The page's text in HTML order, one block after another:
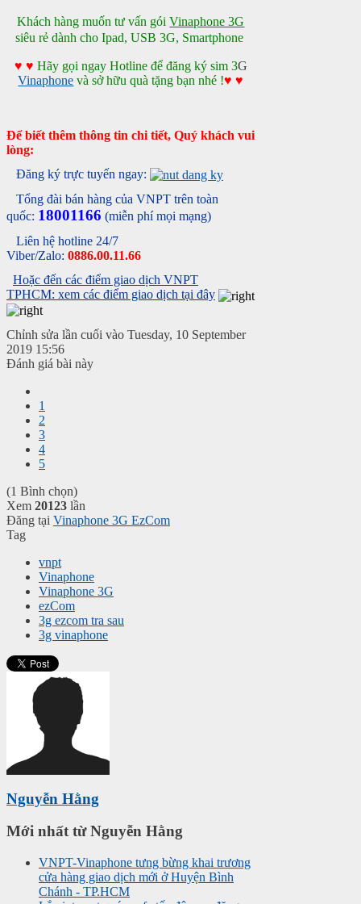
Khách hàng muốn tư vấn góiVinaphone 3G
siêu rẻ dành cho Ipad, USB 3G, Smartphone
♥ ♥ Hãy gọi ngay Hotline để đăng ký sim 3G
Vinaphone và sở hữu quà tặng bạn nhé !♥♥
Để biết thêm thông tin chi tiết, Quý khách vui
lòng:
Đăng ký trực tuyến ngay:
Tổng đài bán hàng của VNPT trên toàn
quốc: 18001166 (miễn phí mọi mạng)
Liên hệ hotline 24/7
Viber/Zalo: 0886.00.11.66
Hoặc đến các điểm giao dịch VNPT
TPHCM: xem các điểm giao dịch tại đây
Chỉnh sửa lần cuối vào Tuesday, 10 September
2019 15:56
Đánh giá bài này
1
2
3
4
5
(1 Bình chọn)
Xem 20123 lần
Đăng tại Vinaphone 3G EzCom
Tag
vnpt
Vinaphone
Vinaphone 3G
ezCom
3g ezcom tra sau
3g vinaphone
Nguyễn Hằng
Mới nhất từ Nguyễn Hằng
VNPT-Vinaphone tưng bừng khai trương
cửa hàng giao dịch mới ở Huyện Bình
Chánh - TP.HCM